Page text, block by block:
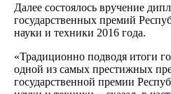
Далее состоялось вручение
государственных премий
науки и техники 2016 года.
«Традиционно подводя итоги
одной из самых престижных
государственной премии